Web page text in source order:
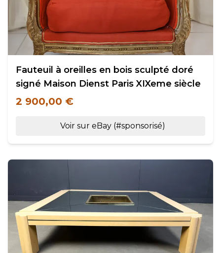
Fauteuil à oreilles en bois sculpté doré
signé Maison Dienst Paris XIXeme siècle
2 900,00 €
Voir sur eBay (#sponsorisé)